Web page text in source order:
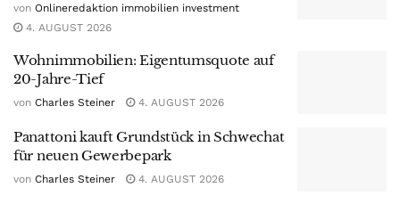
von Onlineredaktion immobilien investment
4. AUGUST 2026
Wohnimmobilien: Eigentumsquote auf
20-Jahre-Tief
von Charles Steiner 4. AUGUST 2026
Panattoni kauft Grundstück in Schwechat
für neuen Gewerbepark
von Charles Steiner 4. AUGUST 2026